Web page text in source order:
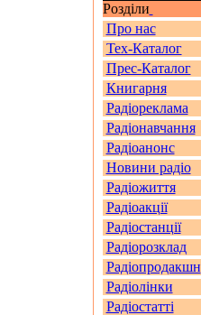
Розділи
Про нас
Тех-Каталог
Прес-Каталог
Книгарня
Радіореклама
Радіонавчання
Радіоанонс
Новини радіо
Радіожиття
Радіоакції
Радіостанції
Радіорозклад
Радіопродакшн
Радіолінки
Радіостатті